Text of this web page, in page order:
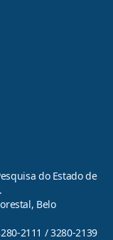
do Estado de
Belo
2111 / 3280-2139